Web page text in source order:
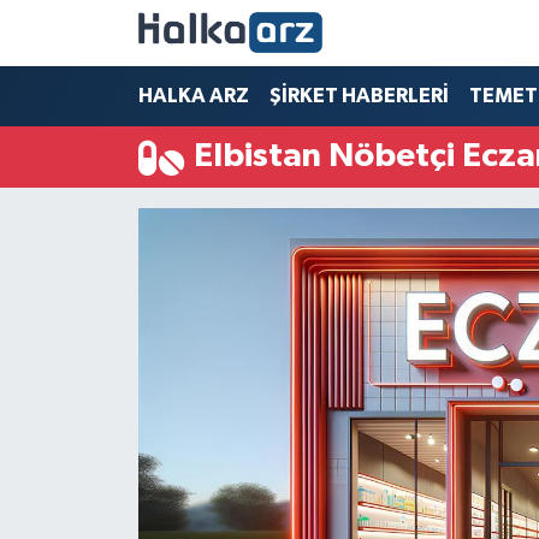
HALKA ARZ ŞİRKET HABERLERİ
Elbistan Nöbetçi
HALKA ARZ
SERMAYE ARTIRIMI
ŞİRKET HABERLERİ